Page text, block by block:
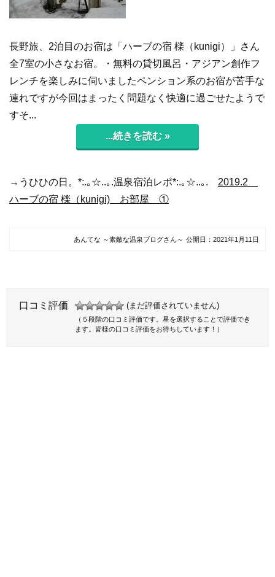
長野旅、2泊目のお宿は「ハーブの宿 檪（kunigi）」さん
全7室の小さなお宿。・無料の貸切風呂・アジアン創作フ
レンチを楽しみに伺いましたペンション系のお宿が苦手な
連れですが今回はまったく問題なく快適に過ごせたようで
すそ...
...続きを読む »
→うひひの日。*:.｡☆..｡.温泉宿泊レポ*:.｡☆..｡. 2019.2
ハーブの宿 檪（kunigi) お部屋 ①
あんてな ～素敵な温泉ブログさん～ 公開日： 2021年1月11日
口コミ評価 (まだ評価されていません)
（５段階の口コミ評価です。星を選択することで評価でき
ます。皆様の口コミ評価をお待ちしています！）